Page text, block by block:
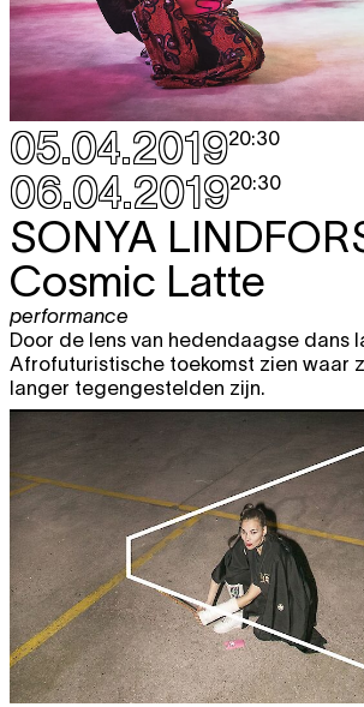
05.04.201920:30
06.04.201920:30
SONYA
Cosmic Latte
performance
Door de lens van hedendaagse dans
Afrofuturistische toekomst zien waar
langer tegengestelden zijn.